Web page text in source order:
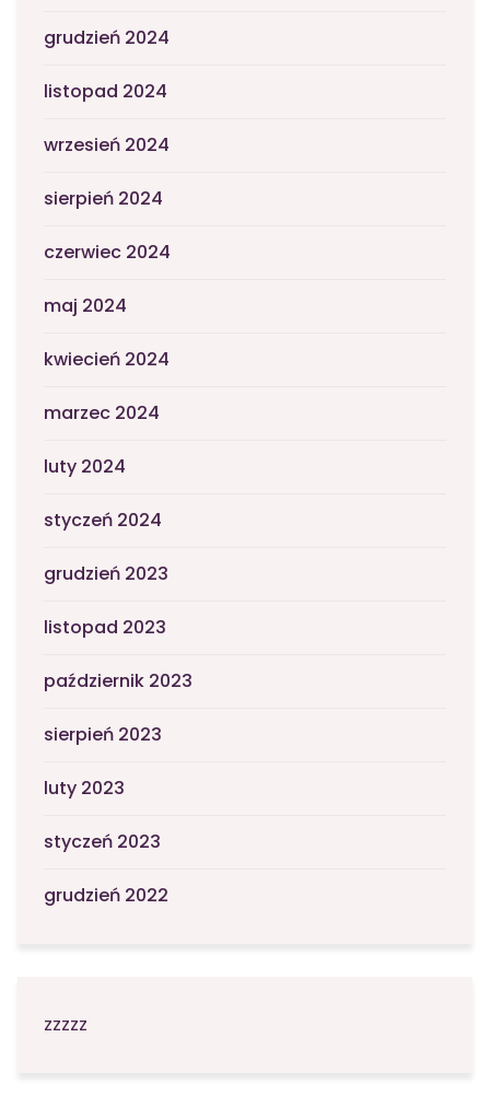
grudzień 2024
listopad 2024
wrzesień 2024
sierpień 2024
czerwiec 2024
maj 2024
kwiecień 2024
marzec 2024
luty 2024
styczeń 2024
grudzień 2023
listopad 2023
październik 2023
sierpień 2023
luty 2023
styczeń 2023
grudzień 2022
zzzzz